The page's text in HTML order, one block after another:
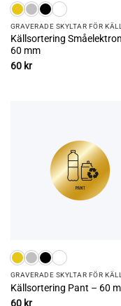
Källsortering
60 mm
60 kr
Källsortering Pant – 60
60 kr